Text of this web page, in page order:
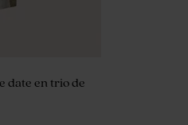
date en trio de